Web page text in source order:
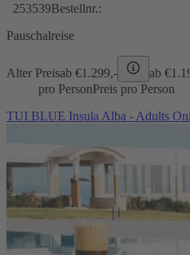
253539Bestellnr.:
Pauschalreise
Alter Preisab €1.299,- ab €
pro PersonPreis pro Person
TUI BLUE Insula Alba - Adults